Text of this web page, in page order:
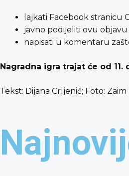
lajkati Facebook stranicu
javno podijeliti ovu objavu
napisati u komentaru
Nagradna igra trajat će od 11.
Tekst: Dijana Crljenić; Foto: Zaim